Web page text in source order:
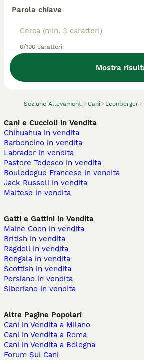
Parola chiave
0/100 caratteri
Mostra
Sezione Allevamenti Cani Leonberger
Abbiamo trovato 0
Leonberger,
Cani e Cuccioli in Vendita
Chihuahua in vendita
Barboncino in vendita
Labrador in vendita
Pastore Tedesco in vendita
Bouledogue Francese in vendita
Jack Russell in vendita
Maltese in vendita
Gatti e Gattini in Vendita
Maine Coon in vendita
British in vendita
Ragdoll in vendita
Bengala in vendita
Scottish in vendita
Persiano in vendita
Siberiano in vendita
Altre Pagine Popolari
Cani in Vendita a Milano
Cani in Vendita a Roma
Cani in Vendita a Bologna
Forum Sui Cani